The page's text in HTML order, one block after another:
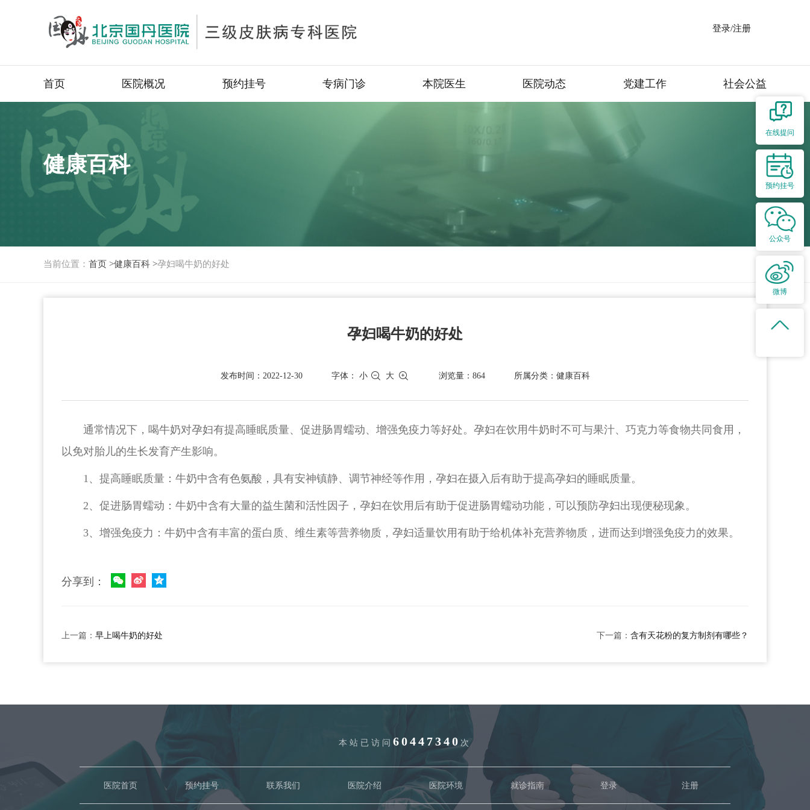
登录/注册
首页 医院概况 预约挂号 专病门诊 本院医生 医院动态 党建工作 社会公益
健康百科
当前位置： 首页 >健康百科 >孕妇喝牛奶的好处
孕妇喝牛奶的好处
发布时间：2022-12-30 字体： 小 大 浏览量：864 所属分类：健康百科
通常情况下，喝牛奶对孕妇有提高睡眠质量、促进肠胃蠕动、增强免疫力等好处。孕妇在饮用牛奶时不可与果汁、巧克力等食物共同食用，
以免对胎儿的生长发育产生影响。
1、提高睡眠质量：牛奶中含有色氨酸，具有安神镇静、调节神经等作用，孕妇在摄入后有助于提高孕妇的睡眠质量。
2、促进肠胃蠕动：牛奶中含有大量的益生菌和活性因子，孕妇在饮用后有助于促进肠胃蠕动功能，可以预防孕妇出现便秘现象。
3、增强免疫力：牛奶中含有丰富的蛋白质、维生素等营养物质，孕妇适量饮用有助于给机体补充营养物质，进而达到增强免疫力的效果。
分享到：
上一篇： 早上喝牛奶的好处 下一篇： 含有天花粉的复方制剂有哪些？
本站已访问 60447340 次
医院首页 预约挂号 联系我们 医院介绍 医院环境 就诊指南 登录 注册
在线提问
预约挂号
公众号
微博